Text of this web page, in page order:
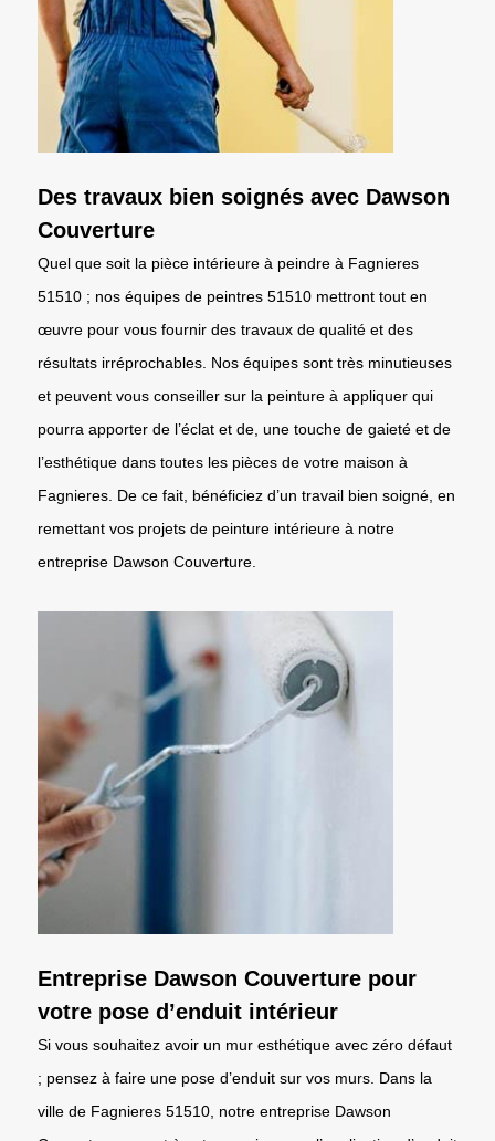
Des travaux bien soignés avec Dawson
Couverture
Quel que soit la pièce intérieure à peindre à Fagnieres
51510 ; nos équipes de peintres 51510 mettront tout en
œuvre pour vous fournir des travaux de qualité et des
résultats irréprochables. Nos équipes sont très minutieuses
et peuvent vous conseiller sur la peinture à appliquer qui
pourra apporter de l’éclat et de, une touche de gaieté et de
l’esthétique dans toutes les pièces de votre maison à
Fagnieres. De ce fait, bénéficiez d’un travail bien soigné, en
remettant vos projets de peinture intérieure à notre
entreprise Dawson Couverture.
Entreprise Dawson Couverture pour
votre pose d’enduit intérieur
Si vous souhaitez avoir un mur esthétique avec zéro défaut
; pensez à faire une pose d’enduit sur vos murs. Dans la
ville de Fagnieres 51510, notre entreprise Dawson